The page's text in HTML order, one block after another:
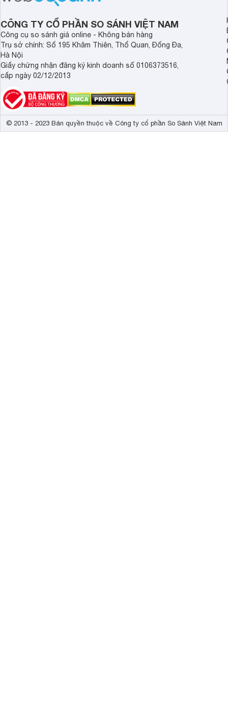
Demax, Hubert và
CÔNG TY CỔ PHẦN SO SÁNH VIỆT NAM
Công cụ so sánh giá online - Không bán hàng
Trụ sở chính: Số 195 Khâm Thiên, Thổ Quan, Đống Đa,
Hà Nội
Giấy chứng nhận đăng ký kinh doanh số 0106373516,
cấp ngày 02/12/2013
© 2013 - 2023 Bản quyền thuộc về Công ty cổ phần So Sánh Việt Nam